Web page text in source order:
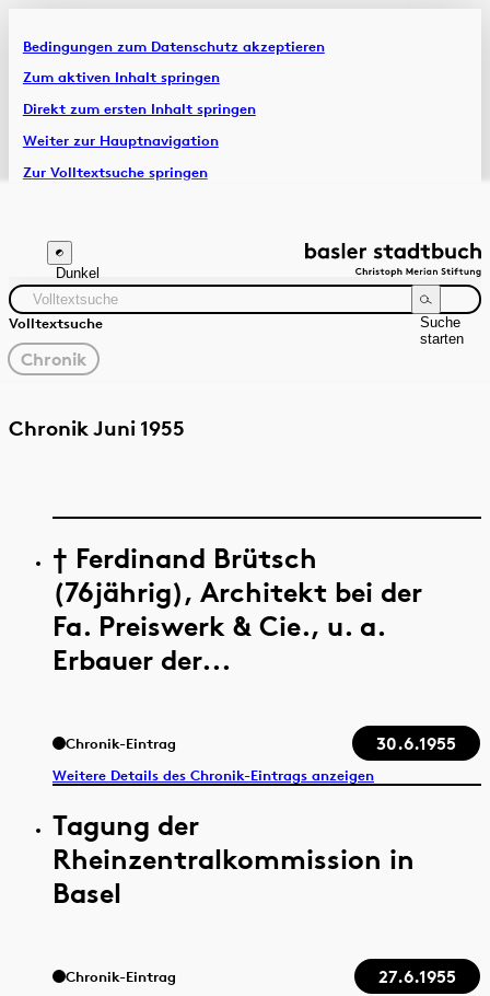
Bedingungen zum Datenschutz akzeptieren
Zum aktiven Inhalt springen
Direkt zum ersten Inhalt springen
Weiter zur Hauptnavigation
Zur Volltextsuche springen
Artikel & Dossiers
Chronik
Dunkel
Volltextsuche
Suche
starten
gewählter
Filter
Chronik
Quelle Zeitraum
Chronik Juni 1955
† Ferdinand Brütsch
(76jährig), Architekt bei der
Fa. Preiswerk & Cie., u. a.
Erbauer der...
Chronik-Eintrag 30.6.1955
Weitere Details des Chronik-Eintrags anzeigen
Tagung der
Rheinzentralkommission in
Basel
Chronik-Eintrag 27.6.1955